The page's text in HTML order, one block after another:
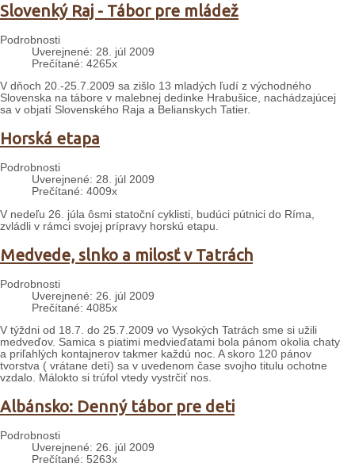
Slovenký Raj - Tábor pre mládež
Podrobnosti
Uverejnené: 28. júl 2009
Prečítané: 4265x
V dňoch 20.-25.7.2009 sa zišlo 13 mladých ľudí z východného
Slovenska na tábore v malebnej dedinke Hrabušice, nachádzajúcej
sa v objatí Slovenského Raja a Belianskych Tatier.
Horská etapa
Podrobnosti
Uverejnené: 28. júl 2009
Prečítané: 4009x
V nedeľu 26. júla ôsmi statoční cyklisti, budúci pútnici do Ríma,
zvládli v rámci svojej prípravy horskú etapu.
Medvede, slnko a milosť v Tatrách
Podrobnosti
Uverejnené: 26. júl 2009
Prečítané: 4085x
V týždni od 18.7. do 25.7.2009 vo Vysokých Tatrách sme si užili
medveďov. Samica s piatimi medvieďatami bola pánom okolia chaty
a priľahlých kontajnerov takmer každú noc. A skoro 120 pánov
tvorstva ( vrátane detí) sa v uvedenom čase svojho titulu ochotne
vzdalo. Málokto si trúfol vtedy vystrčiť nos.
Albánsko: Denný tábor pre deti
Podrobnosti
Uverejnené: 26. júl 2009
Prečítané: 5263x